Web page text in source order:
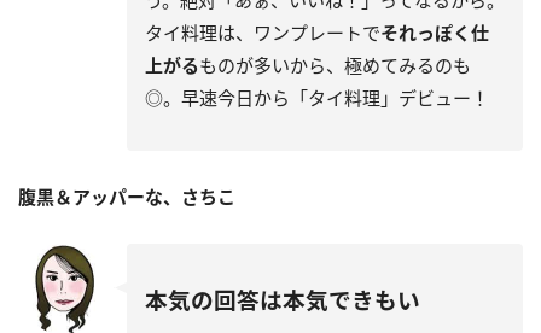
タイ料理は、ワンプレートでそれっぽく仕
上がるものが多いから、極めてみるのも
◎。早速今日から「タイ料理」デビュー！
腹黒＆アッパーな、さちこ
本気の回答は本気できもい